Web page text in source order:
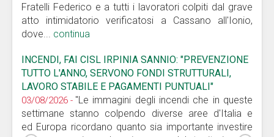
Fratelli Federico e a tutti i lavoratori colpiti dal grave
atto intimidatorio verificatosi a Cassano all'Ionio,
dove... continua
INCENDI, FAI CISL IRPINIA SANNIO: "PREVENZIONE
TUTTO L'ANNO, SERVONO FONDI STRUTTURALI,
LAVORO STABILE E PAGAMENTI PUNTUALI"
03/08/2026 - "Le immagini degli incendi che in queste
settimane stanno colpendo diverse aree d'Italia e
ed Europa ricordano quanto sia importante investire